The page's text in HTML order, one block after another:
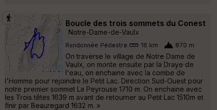
Boucle des trois sommets du Conest
Notre-Dame-de-Vaulx
Randonnée Pédestre 16 km 870 m
On traverse le village de Notre Dame de
Vaulx, on monte ensuite par la Draye de
l'eau, on enchaine avec la combe de
l'Homme pour rejoindre le Petit Lac. Direction Sud-Ouest pour
notre premier sommet La Peyrouse 1710 m. On enchaine avec
les Trois têtes 1639 m avant de retourner au Petit Lac 1510m et
finir par Beauregard 1632 m. »